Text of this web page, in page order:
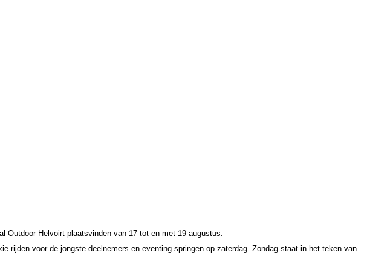
Outdoor Helvoirt plaatsvinden van 17 tot en met 19 augustus.
rijden voor de jongste deelnemers en eventing springen op zaterdag. Zondag staat in het teken van